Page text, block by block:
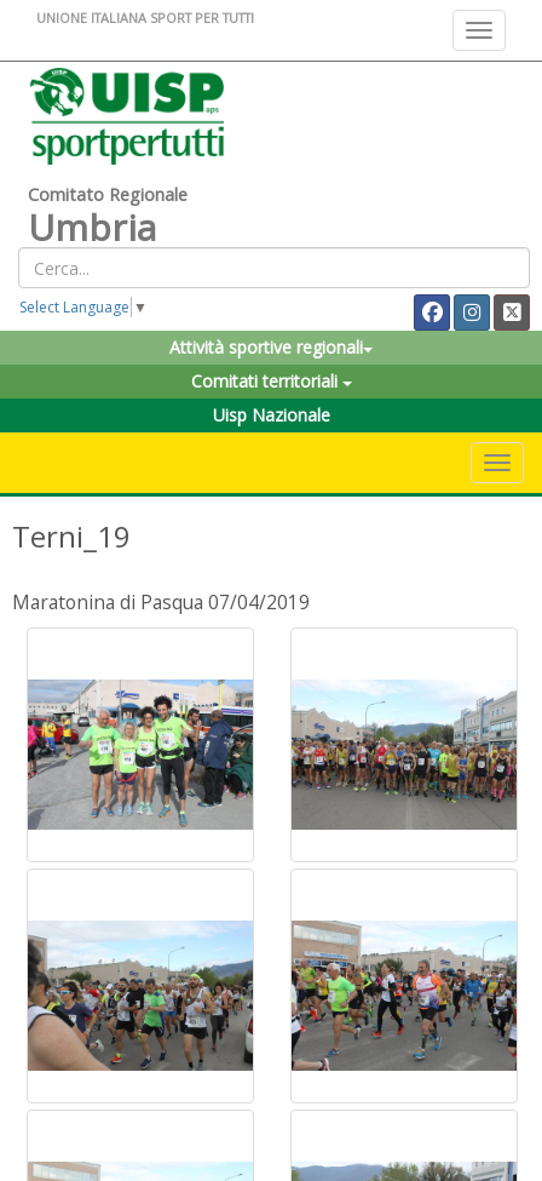
Toggle
UNIONE ITALIANA SPORT PER TUTTI
Comitato Regionale
Umbria
Select Language ▼
Attività sportive regionali
Comitati territoriali
Uisp Nazionale
Terni_19
Maratonina di Pasqua 07/04/2019